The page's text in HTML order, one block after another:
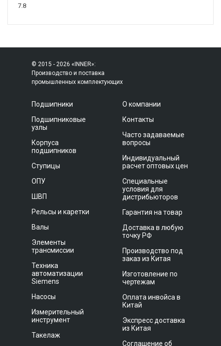
7.8
© 2015 - 2026 «INNER»:
Производство и поставка
промышленных комплектующих
Подшипники
Подшипниковые
узлы
Корпуса
подшипников
Ступицы
ОПУ
ШВП
Рельсы и каретки
Валы
Элементы
трансмиссии
Техника
автоматизации
Siemens
Насосы
Измерительный
инструмент
Такелаж
О компании
Контакты
Часто задаваемые
вопросы
Индивидуальный
расчет оптовых цен
Специальные
условия для
дистрибьюторов
Гарантия на товар
Доставка в любую
точку РФ
Производство под
заказ из Китая
Изготовление по
чертежам
Оплата инвойса в
Китай
Экспресс доставка
из Китая
Соглашение об